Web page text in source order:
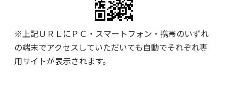
※上記ＵＲＬにＰＣ・スマートフォン・携帯のいずれ
の端末でアクセスしていただいても自動でそれぞれ専
用サイトが表示されます。